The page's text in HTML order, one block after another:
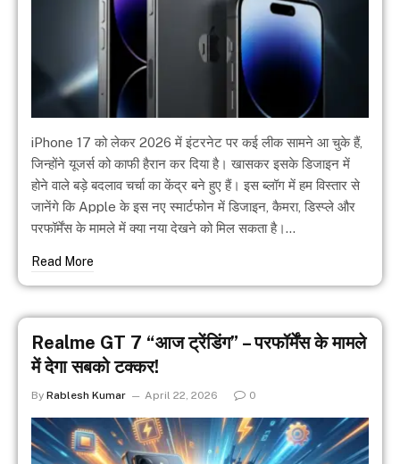
iPhone 17 को लेकर 2026 में इंटरनेट पर कई लीक सामने आ चुके हैं,
जिन्होंने यूजर्स को काफी हैरान कर दिया है। खासकर इसके डिजाइन में
होने वाले बड़े बदलाव चर्चा का केंद्र बने हुए हैं। इस ब्लॉग में हम विस्तार से
जानेंगे कि Apple के इस नए स्मार्टफोन में डिजाइन, कैमरा, डिस्प्ले और
परफॉर्मेंस के मामले में क्या नया देखने को मिल सकता है।…
Read More
Realme GT 7 “आज ट्रेंडिंग” – परफॉर्मेंस के मामले
में देगा सबको टक्कर!
By Rablesh Kumar April 22, 2026 0